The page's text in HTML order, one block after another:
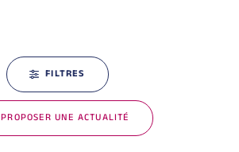
FILTRES
PROPOSER UNE ACTUALITÉ